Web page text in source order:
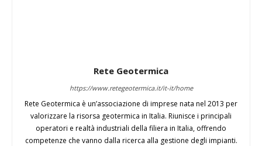
Rete Geotermica
https://www.retegeotermica.it/it-it/home
Rete Geotermica è un’associazione di imprese nata nel 2013 per
valorizzare la risorsa geotermica in Italia. Riunisce i principali
operatori e realtà industriali della filiera in Italia, offrendo
competenze che vanno dalla ricerca alla gestione degli impianti.